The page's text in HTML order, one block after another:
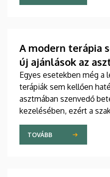
A modern terápia
új ajánlások az
Egyes esetekben még a
terápiák sem kellően
asztmában szenvedő
kezelésében, ezért a
gyógyszerek
felgyorsítását sürgetik.
jelent meg tanulmány a
TOVÁBB